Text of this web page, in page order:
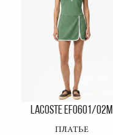
LACOSTE EF0601/02M
ПЛАТЬЕ